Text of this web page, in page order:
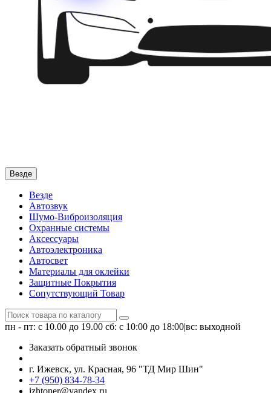
Везде
Везде
Автозвук
Шумо-Виброизоляция
Охранные системы
Аксессуары
Автоэлектроника
Автосвет
Материалы для оклейки
Защитные Покрытия
Сопутствующий Товар
пн - пт: с 10.00 до 19.00 сб: с 10:00 до 18:00|вс: выходной
Заказать обратный звонок
г. Ижевск, ул. Красная, 96 "ТД Мир Шин"
+7 (950) 834-78-34
izhtoner@yandex.ru